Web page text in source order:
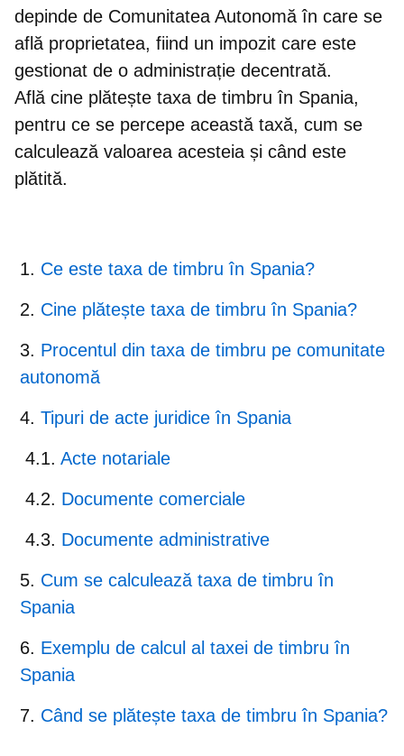
depinde de Comunitatea Autonomă în care se
află proprietatea, fiind un impozit care este
gestionat de o administrație decentrată.
Află cine plătește taxa de timbru în Spania,
pentru ce se percepe această taxă, cum se
calculează valoarea acesteia și când este
plătită.
Ce este taxa de timbru în Spania?
Cine plătește taxa de timbru în Spania?
Procentul din taxa de timbru pe comunitate
autonomă
Tipuri de acte juridice în Spania
Acte notariale
Documente comerciale
Documente administrative
Cum se calculează taxa de timbru în
Spania
Exemplu de calcul al taxei de timbru în
Spania
Când se plătește taxa de timbru în Spania?